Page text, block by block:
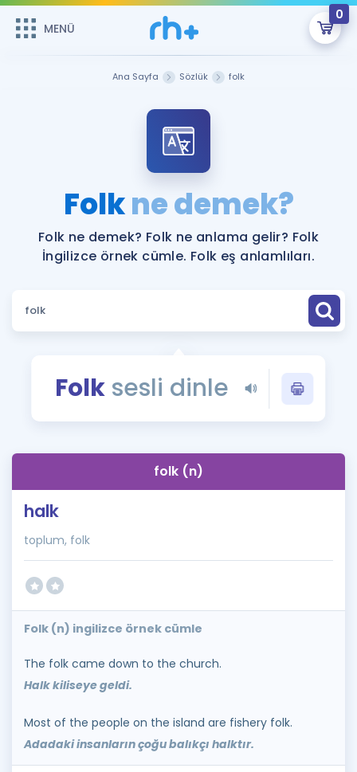
MENÜ
0
ÜYE DEĞİLİM
Sepetin Şu An Boş.
Remzi Hoca ile seni sınava hazırlayacak onlarca eğitim seni
bekliyor!
MENÜ
Faydalı Araçlar
Sözlük
Blog
İngilizce Gramer
Ana Sayfa Sözlük folk
Folkne demek?
Folk ne demek? Folk ne anlama gelir? Folk
İngilizce örnek cümle. Folk eş anlamlıları.
Folk sesli dinle
folk (n)
halk
toplum, folk
Folk (n) ingilizce örnek cümle
The folk came down to the church.
Halk kiliseye geldi.
Most of the people on the island are fishery folk.
Adadaki insanların çoğu balıkçı halktır.